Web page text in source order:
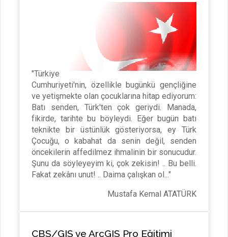
"Türkiye
Cumhuriyeti'nin, özellikle bugünkü gençliğine
ve yetişmekte olan çocuklarına hitap ediyorum:
Batı senden, Türk'ten çok geriydi. Manada,
fikirde, tarihte bu böyleydi. Eğer bugün batı
teknikte bir üstünlük gösteriyorsa, ey Türk
Çocuğu, o kabahat da senin değil, senden
öncekilerin affedilmez ihmalinin bir sonucudur.
Şunu da söyleyeyim ki, çok zekisin! .. Bu belli.
Fakat zekânı unut! .. Daima çalışkan ol..."
Mustafa Kemal ATATÜRK
CBS/GIS ve ArcGIS Pro Eğitimi